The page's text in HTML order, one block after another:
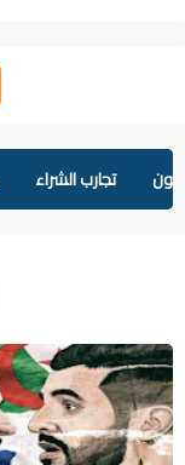
تجارب الشراء